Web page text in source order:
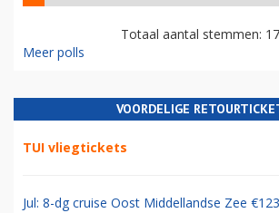
Totaal aantal stemmen:
Meer polls
VOORDELIGE
TUI vliegtickets
Jul: 8-dg cruise Oost Middellandse Zee